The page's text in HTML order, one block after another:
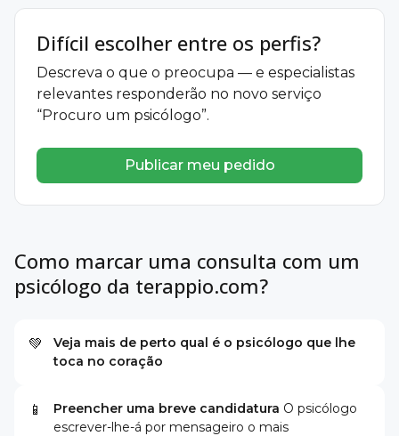
Difícil escolher entre os perfis?
Descreva o que o preocupa — e especialistas
relevantes responderão no novo serviço
“Procuro um psicólogo”.
Publicar meu pedido
Como marcar uma consulta com um
psicólogo da terappio.com?
💚
Veja mais de perto qual é o psicólogo que lhe
toca no coração
📱 Preencher uma breve candidatura O psicólogo
escrever-lhe-á por mensageiro o mais